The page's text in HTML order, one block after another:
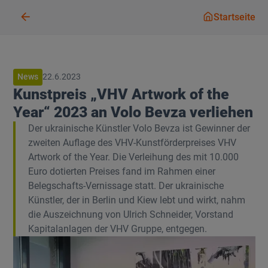
Startseite
News 22.6.2023
Kunstpreis „VHV Artwork of the
Year“ 2023 an Volo Bevza verliehen
Der ukrainische Künstler Volo Bevza ist Gewinner der
zweiten Auflage des VHV-Kunstförderpreises VHV
Artwork of the Year. Die Verleihung des mit 10.000
Euro dotierten Preises fand im Rahmen einer
Belegschafts-Vernissage statt. Der ukrainische
Künstler, der in Berlin und Kiew lebt und wirkt, nahm
die Auszeichnung von Ulrich Schneider, Vorstand
Kapitalanlagen der VHV Gruppe, entgegen.